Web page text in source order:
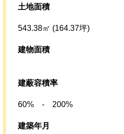
土地面積
543.38㎡ (164.37坪)
建物面積
建蔽容積率
60% - 200%
建築年月